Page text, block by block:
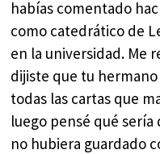
habías comentado
como catedrático de
en la universidad. Me
dijiste que tu
todas las cartas que
luego pensé qué
no hubiera guardado